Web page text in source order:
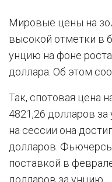
Мировые цены на
высокой отметки в
унцию на фоне
доллара. Об этом
Так, спотовая цена
4821,26 долларов
на сессии она
долларов.
поставкой в
долларов за унцию.